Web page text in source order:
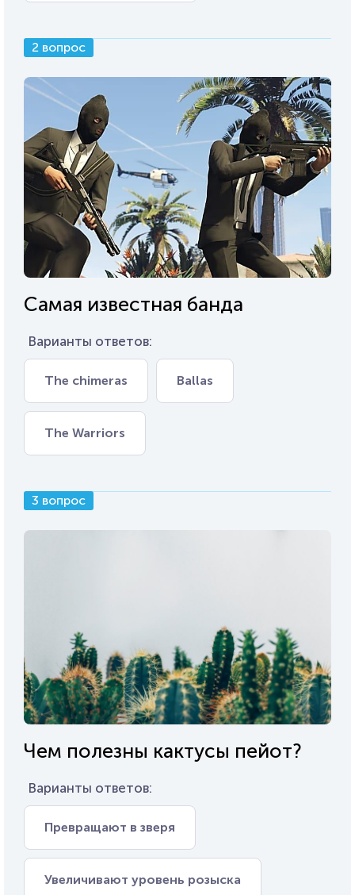
2 вопрос
Самая известная банда
Варианты ответов:
The chimeras Ballas
The Warriors
3 вопрос
Чем полезны кактусы пейот?
Варианты ответов:
Превращают в зверя
Увеличивают уровень розыска